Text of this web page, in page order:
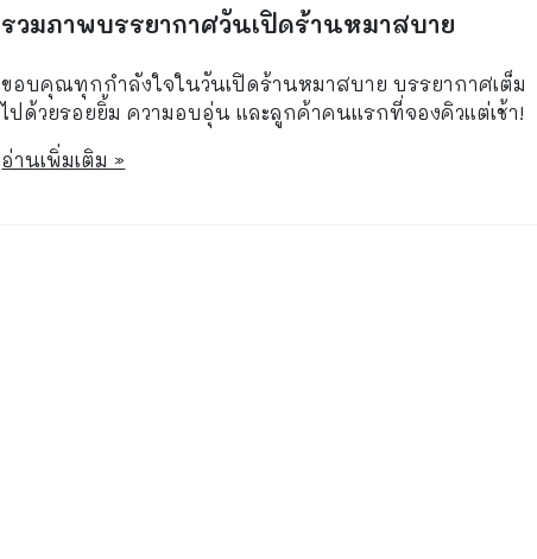
รวมภาพบรรยากาศวันเปิดร้านหมาสบาย
ขอบคุณทุกกำลังใจในวันเปิดร้านหมาสบาย บรรยากาศเต็ม
ไปด้วยรอยยิ้ม ความอบอุ่น และลูกค้าคนแรกที่จองคิวแต่เช้า!
อ่านเพิ่มเติม »